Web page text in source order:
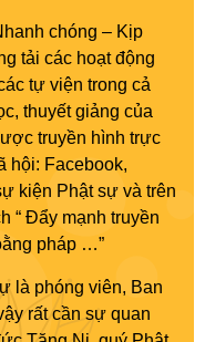
chóng – Kịp
tải các hoạt động
tự viện trong cả
thuyết giảng của
truyền hình trực
hội: Facebook,
kiện Phật sự và trên
“ Đẩy mạnh truyền
pháp …”
là phóng viên, Ban
rất cần sự quan